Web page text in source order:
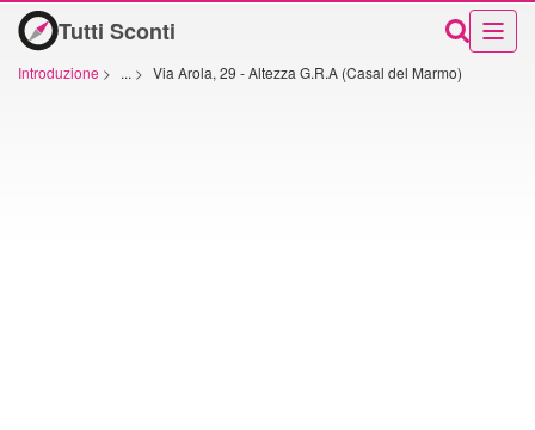
Tutti Sconti
Introduzione > ... > Via Arola, 29 - Altezza G.R.A (Casal del Marmo)